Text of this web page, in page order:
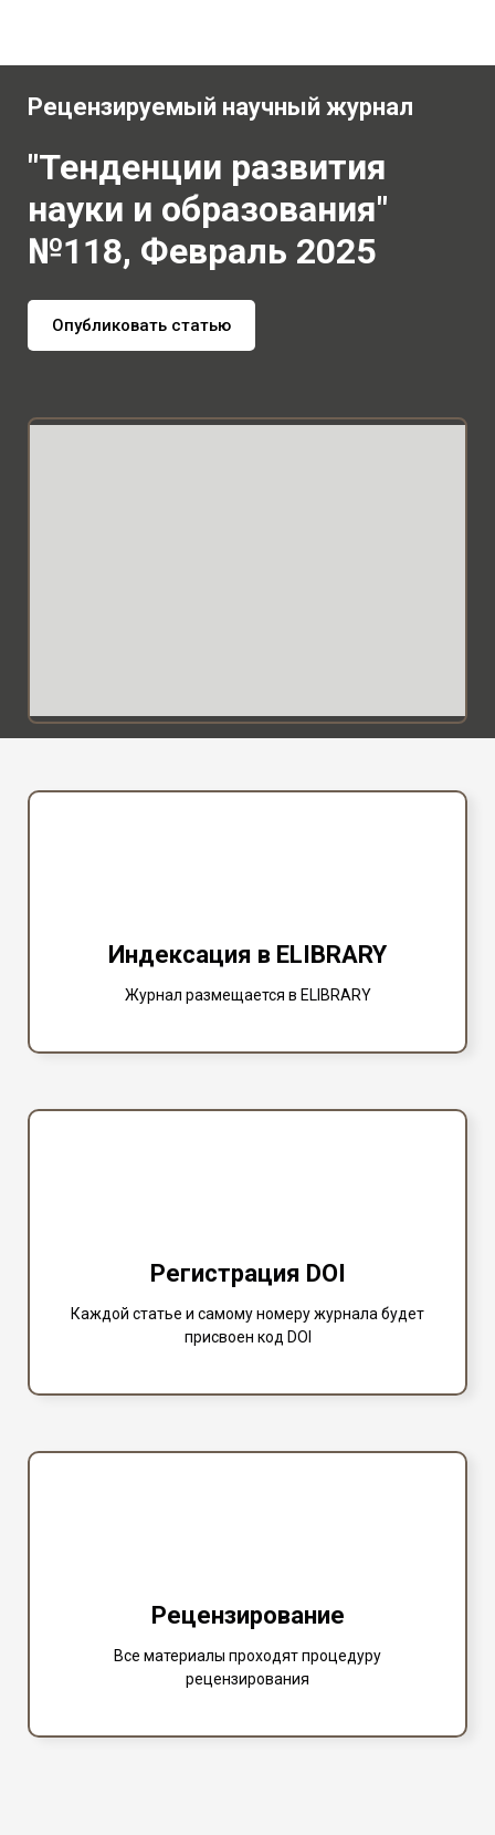
Рецензируемый научный журнал
"Тенденции развития
науки и образования"
№118, Февраль 2025
Опубликовать статью
Индексация в ELIBRARY
Журнал размещается в ELIBRARY
Регистрация DOI
Каждой статье и самому номеру журнала будет
присвоен код DOI
Рецензирование
Все материалы проходят процедуру
рецензирования